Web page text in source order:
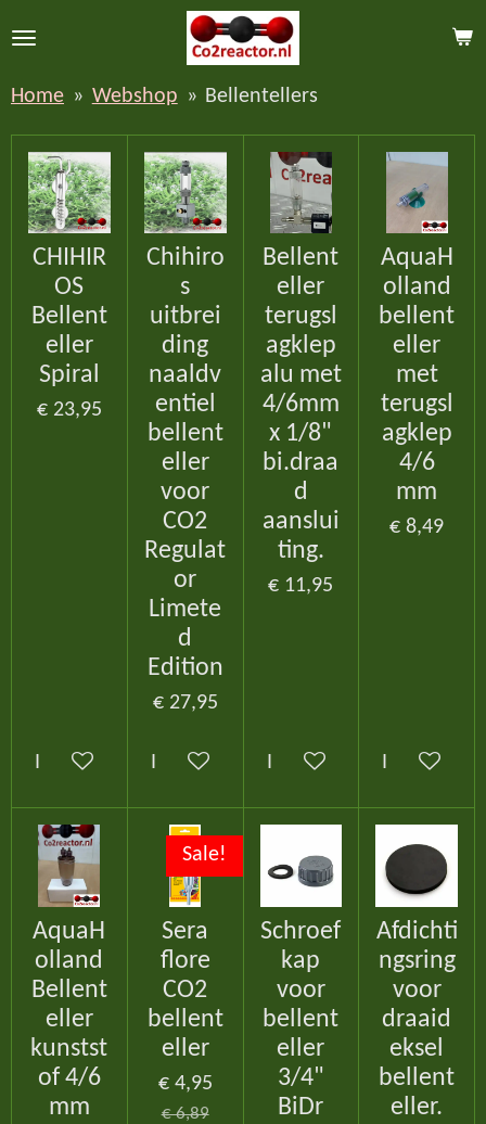
Ga
naar
hoofdinhoud
Home » Webshop » Bellentellers
CHIHIR
OS
Bellent
eller
Spiral
€ 23,95
In winkelwagen
Chihiro
s
uitbrei
ding
naaldv
entiel
bellent
eller
voor
CO2
Regulat
or
Limete
d
Edition
€ 27,95
In winkelwagen
Bellent
eller
terugsl
agklep
alu met
4/6mm
x 1/8"
bi.draa
d
aanslui
ting.
€ 11,95
In winkelwagen
AquaH
olland
bellent
eller
met
terugsl
agklep
4/6
mm
€ 8,49
In
AquaH
olland
Bellent
eller
kunstst
of 4/6
mm
Sale!
Sera
flore
CO2
bellent
eller
€ 4,95
€ 6,89
Schroef
kap
voor
bellent
eller
3/4"
BiDr
Afdichti
ngsring
voor
draaid
eksel
bellent
eller.